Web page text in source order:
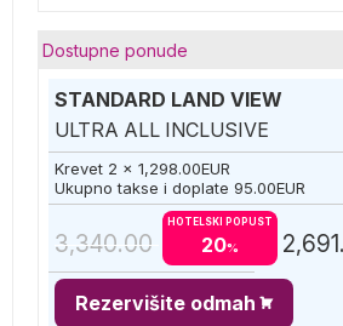
Dostupne ponude
STANDARD LAND VIEW
ULTRA ALL INCLUSIVE
Krevet 2 x 1,298.00EUR
Ukupno takse i doplate 95.00EUR
3,340.00
HOTELSKI POPUST
20%
Rezervišite odmah